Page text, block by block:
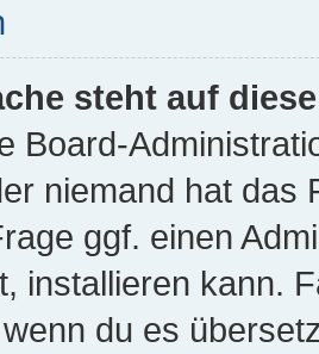
steht auf
Board-
niemand hat das
ggf. einen
installieren kann.
du es